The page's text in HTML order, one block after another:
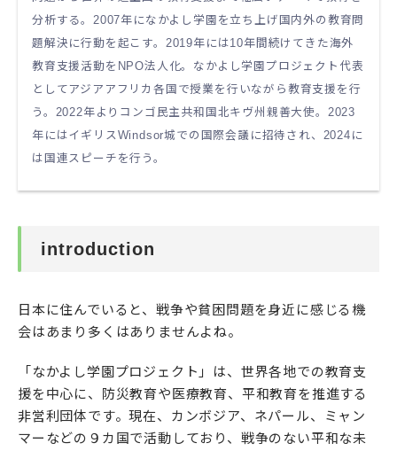
分析する。2007年になかよし学園を立ち上げ国内外の教育問
題解決に行動を起こす。2019年には10年間続けてきた海外
教育支援活動をNPO法人化。なかよし学園プロジェクト代表
としてアジアアフリカ各国で授業を行いながら教育支援を行
う。2022年よりコンゴ民主共和国北キヴ州親善大使。2023
年にはイギリスWindsor城での国際会議に招待され、2024に
は国連スピーチを行う。
introduction
日本に住んでいると、戦争や貧困問題を身近に感じる機
会はあまり多くはありませんよね。
「なかよし学園プロジェクト」は、世界各地での教育支
援を中心に、防災教育や医療教育、平和教育を推進する
非営利団体です。現在、カンボジア、ネパール、ミャン
マーなどの９カ国で活動しており、戦争のない平和な未